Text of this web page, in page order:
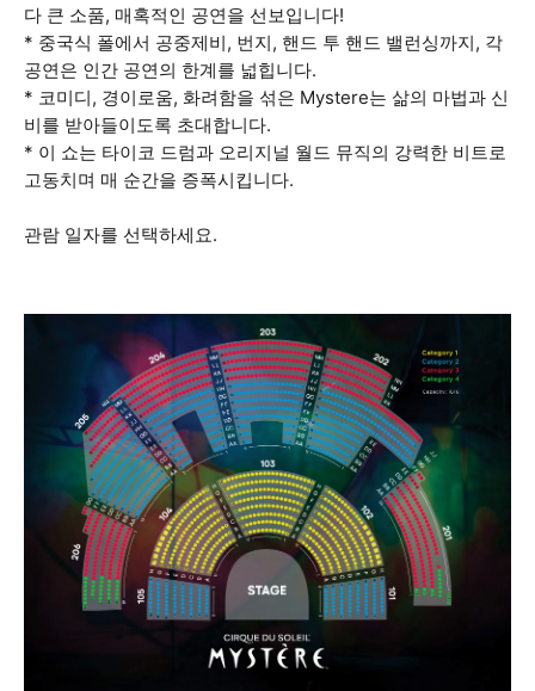
다 큰 소품, 매혹적인 공연을 선보입니다!
* 중국식 폴에서 공중제비, 번지, 핸드 투 핸드 밸런싱까지, 각
공연은 인간 공연의 한계를 넓힙니다.
* 코미디, 경이로움, 화려함을 섞은 Mystere는 삶의 마법과 신
비를 받아들이도록 초대합니다.
* 이 쇼는 타이코 드럼과 오리지널 월드 뮤직의 강력한 비트로
고동치며 매 순간을 증폭시킵니다.
관람 일자를 선택하세요.